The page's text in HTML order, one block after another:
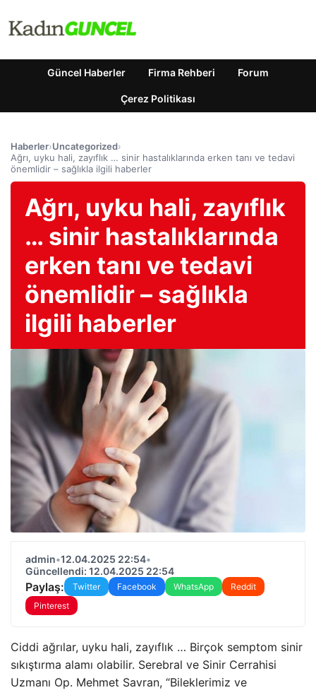
Güncel Haberler Firma Rehberi Forum
Çerez Politikası
Haberler›Uncategorized›
Ağrı, uyku hali, zayıflık … sinir hastalıklarında erken tanı ve tedavi
önemlidir – sağlıkla ilgili haberler
Ağrı, uyku hali, zayıflık
… sinir hastalıklarında
erken tanı ve tedavi
önemlidir – sağlıkla
ilgili haberler
admin•12.04.2025 22:54•
Güncellendi: 12.04.2025 22:54
Paylaş: Twitter Facebook WhatsApp
Reddit
Pinterest
Ciddi ağrılar, uyku hali, zayıflık … Birçok semptom sinir
sıkıştırma alamı olabilir. Serebral ve Sinir Cerrahisi
Uzmanı Op. Mehmet Savran, “Bileklerimiz ve